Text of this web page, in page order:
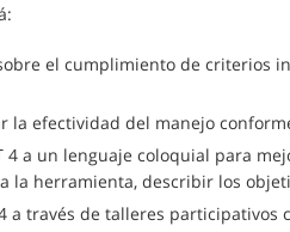
el cumplimiento de criterios
efectividad del manejo
4 a un lenguaje coloquial para
la herramienta, describir los
a través de talleres participativos